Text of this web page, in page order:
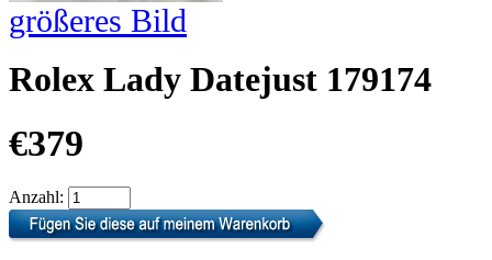
größeres Bild
Rolex Lady Datejust 179174
€379
Anzahl: